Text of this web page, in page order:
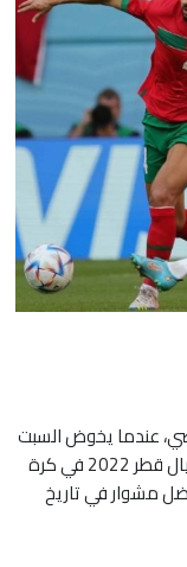
عندما يخوض السبت
ضد كرواتيا مباراة تحديد المركز الثالث في مونديال قطر 2022 في كرة
مشوار في تاريخ